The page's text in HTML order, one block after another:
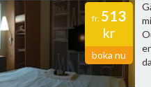
fr. 513
kr
boka nu